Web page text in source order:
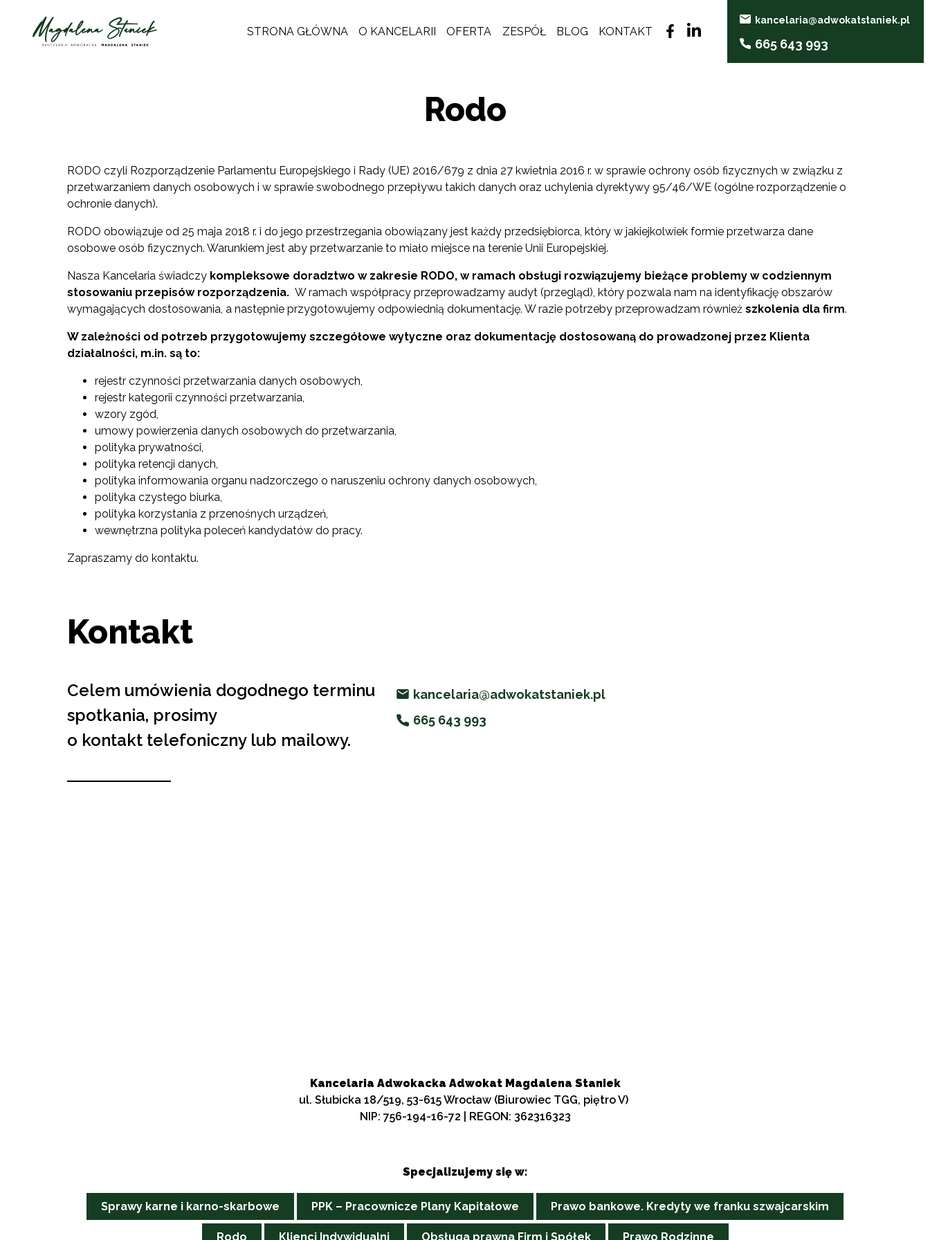
STRONA GŁÓWNA O KANCELARII OFERTA ZESPÓŁ BLOG KONTAKT
kancelaria@adwokatstaniek.pl
665 643 993
Rodo
RODO czyli Rozporządzenie Parlamentu Europejskiego i Rady (UE) 2016/679 z dnia 27 kwietnia 2016 r. w sprawie ochrony osób fizycznych w związku z
przetwarzaniem danych osobowych i w sprawie swobodnego przepływu takich danych oraz uchylenia dyrektywy 95/46/WE (ogólne rozporządzenie o
ochronie danych).
RODO obowiązuje od 25 maja 2018 r. i do jego przestrzegania obowiązany jest każdy przedsiębiorca, który w jakiejkolwiek formie przetwarza dane
osobowe osób fizycznych. Warunkiem jest aby przetwarzanie to miało miejsce na terenie Unii Europejskiej.
Nasza Kancelaria świadczy kompleksowe doradztwo w zakresie RODO, w ramach obsługi rozwiązujemy bieżące problemy w codziennym
stosowaniu przepisów rozporządzenia. W ramach współpracy przeprowadzamy audyt (przegląd), który pozwala nam na identyfikację obszarów
wymagających dostosowania, a następnie przygotowujemy odpowiednią dokumentację. W razie potrzeby przeprowadzam również szkolenia dla firm.
W zależności od potrzeb przygotowujemy szczegółowe wytyczne oraz dokumentację dostosowaną do prowadzonej przez Klienta
działalności, m.in. są to:
rejestr czynności przetwarzania danych osobowych,
rejestr kategorii czynności przetwarzania,
wzory zgód,
umowy powierzenia danych osobowych do przetwarzania,
polityka prywatności,
polityka retencji danych,
polityka informowania organu nadzorczego o naruszeniu ochrony danych osobowych,
polityka czystego biurka,
polityka korzystania z przenośnych urządzeń,
wewnętrzna polityka poleceń kandydatów do pracy.
Zapraszamy do kontaktu.
Kontakt
Celem umówienia dogodnego terminu
spotkania, prosimy
o kontakt telefoniczny lub mailowy.
kancelaria@adwokatstaniek.pl
665 643 993
Kancelaria Adwokacka Adwokat Magdalena Staniek
ul. Słubicka 18/519, 53-615 Wrocław (Biurowiec TGG, piętro V)
NIP: 756-194-16-72 | REGON: 362316323
Specjalizujemy się w:
Sprawy karne i karno-skarbowe PPK – Pracownicze Plany Kapitałowe Prawo bankowe. Kredyty we franku szwajcarskim
Rodo Klienci Indywidualni Obsługa prawna Firm i Spółek Prawo Rodzinne